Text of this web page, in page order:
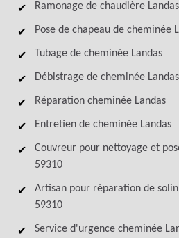
Ramonage de chaudière Landas
Pose de chapeau de cheminée
Tubage de cheminée Landas
Débistrage de cheminée Landas
Réparation cheminée Landas
Entretien de cheminée Landas
Couvreur pour nettoyage et
59310
Artisan pour réparation de
59310
Service d'urgence cheminée